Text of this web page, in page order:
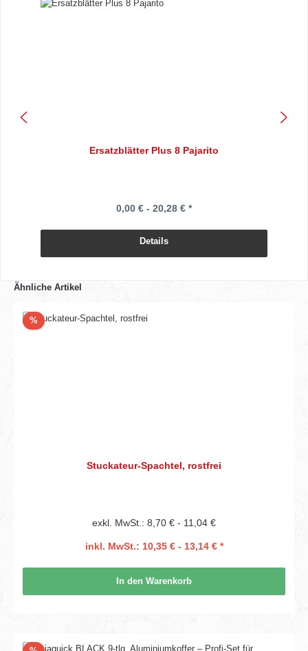
Ersatzblätter Plus 8 Pajarito
0,00 € - 20,28 € *
Details
Ähnliche Artikel
%Rabatt
Stuckateur-Spachtel, rostfrei
exkl. MwSt.: 8,70 € - 11,04 €
inkl. MwSt.: 10,35 € - 13,14 € *
In den Warenkorb